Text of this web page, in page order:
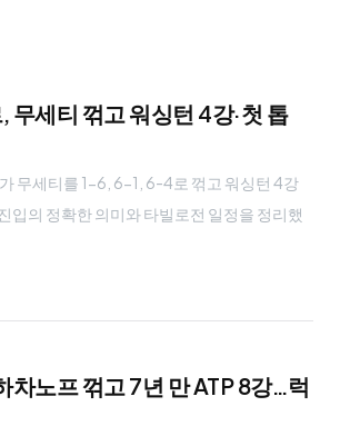
무세티 꺾고 워싱턴 4강·첫 톱
무세티를 1-6, 6-1, 6-4로 꺾고 워싱턴 4강
입의 정확한 의미와 타빌로전 일정을 정리했
차노프 꺾고 7년 만 ATP 8강…럭